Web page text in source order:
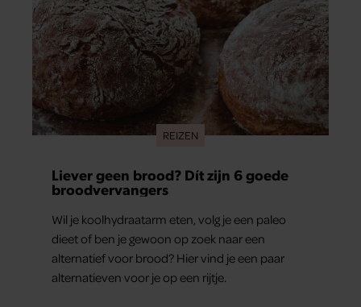
REIZEN
Liever geen brood? Dít zijn 6 goede
broodvervangers
Wil je koolhydraatarm eten, volg je een paleo
dieet of ben je gewoon op zoek naar een
alternatief voor brood? Hier vind je een paar
alternatieven voor je op een rijtje.